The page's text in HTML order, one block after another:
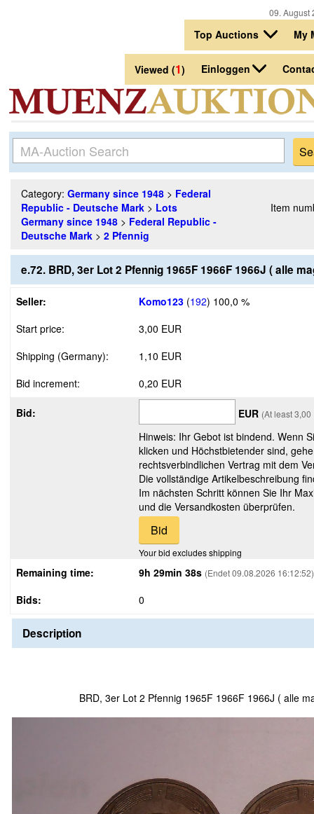
09.
Top Auctions My
Viewed (1) Einloggen
Category: Germany since 1948 > Federal
Republic - Deutsche Mark > Lots
Germany since 1948 > Federal Republic -
Deutsche Mark > 2 Pfennig
Item
e.72. BRD, 3er Lot 2 Pfennig 1965F 1966F 1966J ( alle
Seller: Komo123 (192) 100,0 %
Start price:
3,00 EUR
Shipping (Germany):
1,10 EUR
Bid increment:
0,20 EUR
Bid: EUR (At least 3,00
Hinweis: Ihr Gebot ist bindend. Wenn
klicken und Höchstbietender sind,
rechtsverbindlichen Vertrag mit dem
Die vollständige Artikelbeschreibung
Im nächsten Schritt können Sie Ihr
und die Versandkosten überprüfen.
Your bid excludes shipping
Remaining time: 9h 29min 38s (Endet 09.08.2026 16:12:52)
Bids: 0
Description
BRD, 3er Lot 2 Pfennig 1965F 1966F 1966J ( alle